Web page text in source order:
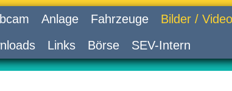
Anlage Fahrzeuge
Bilder /
Links Börse SEV-Intern